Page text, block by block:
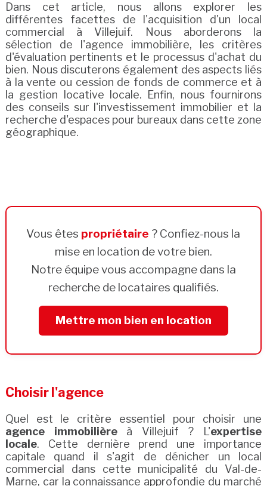
Dans cet article, nous allons explorer les
différentes facettes de l'acquisition d'un local
commercial à Villejuif. Nous aborderons la
sélection de l'agence immobilière, les critères
d'évaluation pertinents et le processus d'achat du
bien. Nous discuterons également des aspects liés
à la vente ou cession de fonds de commerce et à
la gestion locative locale. Enfin, nous fournirons
des conseils sur l'investissement immobilier et la
recherche d'espaces pour bureaux dans cette zone
géographique.
Vous êtes propriétaire ? Confiez-nous la
mise en location de votre bien.
Notre équipe vous accompagne dans la
recherche de locataires qualifiés.
Mettre mon bien en location
Choisir l'agence
Quel est le critère essentiel pour choisir une
agence immobilièreà Villejuif ? L'expertise
locale. Cette dernière prend une importance
capitale quand il s'agit de dénicher un local
commercial dans cette municipalité du Val-de-
Marne, car la connaissance approfondie du marché